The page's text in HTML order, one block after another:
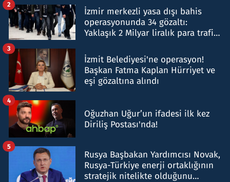
İzmir merkezli yasa dışı bahis
operasyonunda 34 gözaltı:
Yaklaşık 2 Milyar liralık para trafiği
2
İzmit Belediyesi'ne operasyon!
Başkan Fatma Kaplan Hürriyet ve
eşi gözaltına alındı
3
Oğuzhan Uğur’un ifadesi ilk kez
Diriliş Postası'nda!
4
Rusya Başbakan Yardımcısı Novak,
Rusya-Türkiye enerji ortaklığının
stratejik nitelikte olduğunu
5